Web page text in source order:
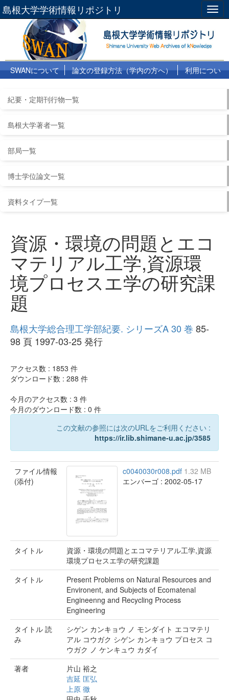
島根大学学術情報リポジトリ
SWANについて 論文の登録方法（学内の方へ）
利用につい
紀要・定期刊行物一覧
島根大学著者一覧
部局一覧
博士学位論文一覧
資料タイプ一覧
資源・環境の問題とエコ
マテリアル工学,資源環
境プロセスエ学の研究課
題
島根大学総合理工学部紀要. シリーズA 30 巻 85-
98 頁 1997-03-25 発行
アクセス数 : 1853 件
ダウンロード数 : 288 件
今月のアクセス数 : 3 件
今月のダウンロード数 : 0 件
この文献の参照には次のURLをご利用ください :
https://ir.lib.shimane-u.ac.jp/3585
ファイル情報
(添付)
c0040030r008.pdf 1.32 MB
エンバーゴ : 2002-05-17
タイトル
資源・環境の問題とエコマテリアル工学,資源
環境プロセスエ学の研究課題
タイトル
Present Problems on Natural Resources and
Environent, and Subjects of Ecomatenal
Engineenng and Recycling Process
Engineering
タイトル 読
み
シゲン カンキョウ ノ モンダイト エコマテリ
アル コウガク シゲン カンキョウ プロセス コ
ウガク ノ ケンキュウ カダイ
著者
片山 裕之
吉延 匡弘
上原 徹